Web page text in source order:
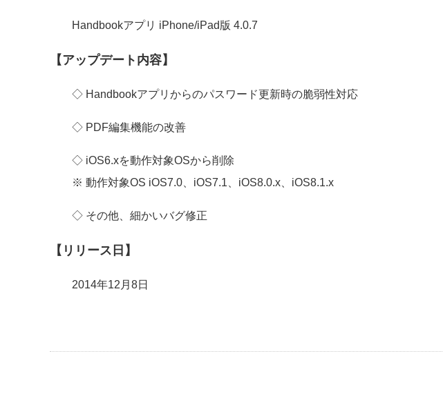
Handbookアプリ iPhone/iPad版 4.0.7
【アップデート内容】
◇ Handbookアプリからのパスワード更新時の脆弱性対応
◇ PDF編集機能の改善
◇ iOS6.xを動作対象OSから削除
※ 動作対象OS iOS7.0、iOS7.1、iOS8.0.x、iOS8.1.x
◇ その他、細かいバグ修正
【リリース日】
2014年12月8日